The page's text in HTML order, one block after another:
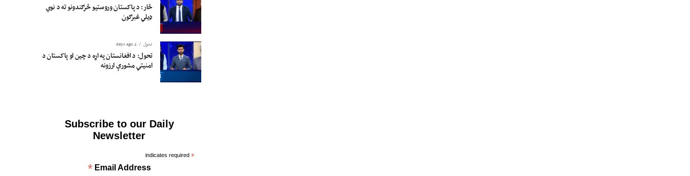
څار: د پاکستان وروستیو څرګندونو ته د نوي
ډیلي غبرګون
تحول 4 days ago
تحول: د افغانستان په اړه د چین او پاکستان د
امنیتي مشورې ارزونه
Subscribe to our Daily
Newsletter
*
indicates required
Email Address
*